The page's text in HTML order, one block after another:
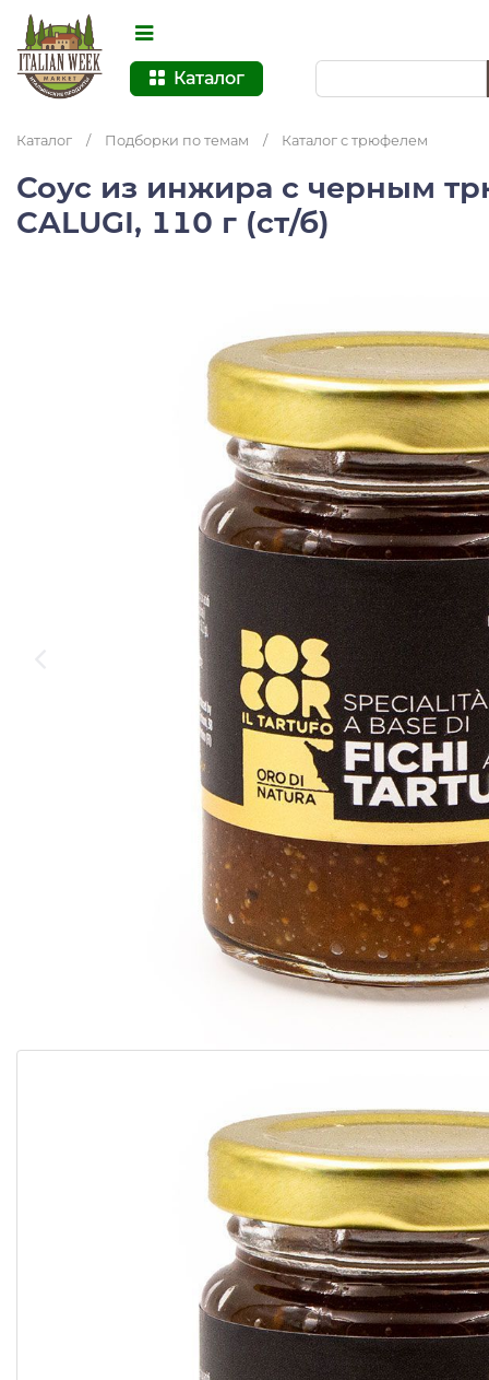
Каталог
Каталог / Подборки по темам / Каталог с трюфелем
Соус из инжира с черным
CALUGI, 110 г (ст/б)